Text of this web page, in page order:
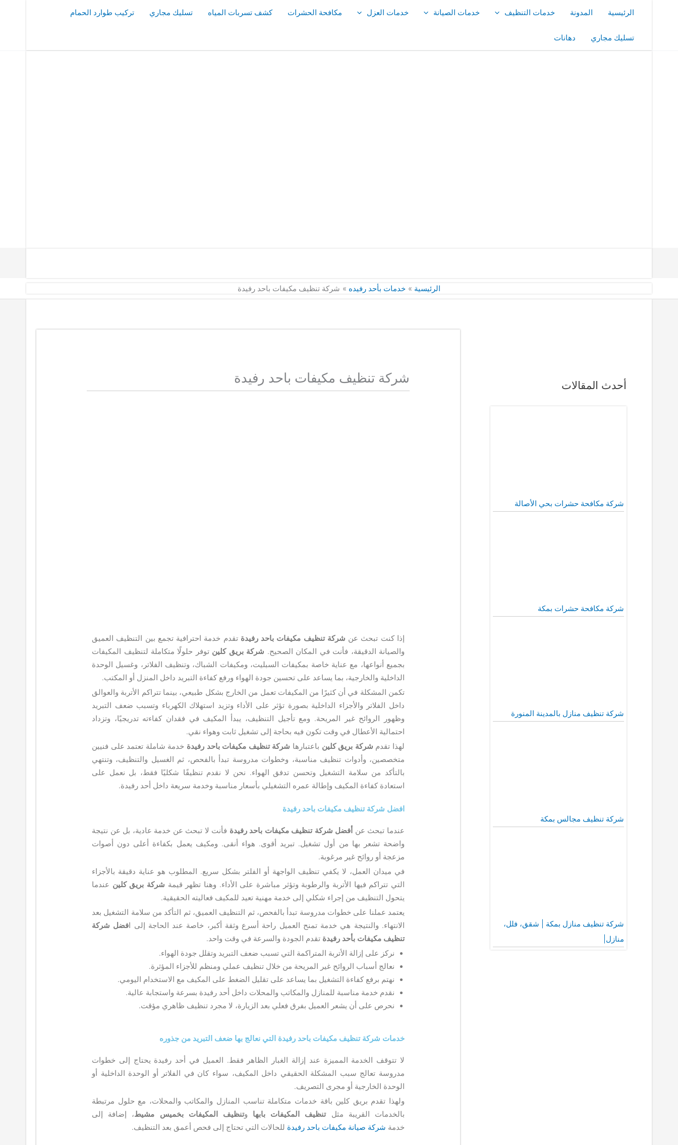
الرئيسية المدونة خدمات التنظيف خدمات الصيانة خدمات العزل مكافحة الحشرات كشف تسربات المياه تسليك مجاري تركيب طوارد الحمام
تسليك مجاري دهانات
الرئيسية خدمات بأحد رفيده شركة تنظيف مكيفات باحد رفيدة
أحدث المقالات
شركة مكافحة حشرات بحي الأصالة
شركة مكافحة حشرات بمكة
شركة تنظيف منازل بالمدينة المنورة
شركة تنظيف مجالس بمكة
شركة تنظيف منازل بمكة | شقق، فلل،
منازل|
شركة تنظيف مكيفات باحد رفيدة
إذا كنت تبحث عن شركة تنظيف مكيفات باحد رفيدة تقدم خدمة احترافية تجمع بين التنظيف العميق
والصيانة الدقيقة، فأنت في المكان الصحيح. شركة بريق كلين توفر حلولًا متكاملة لتنظيف المكيفات
بجميع أنواعها، مع عناية خاصة بمكيفات السبليت، ومكيفات الشباك، وتنظيف الفلاتر، وغسيل الوحدة
الداخلية والخارجية، بما يساعد على تحسين جودة الهواء ورفع كفاءة التبريد داخل المنزل أو المكتب.
تكمن المشكلة في أن كثيرًا من المكيفات تعمل من الخارج بشكل طبيعي، بينما تتراكم الأتربة والعوالق
داخل الفلاتر والأجزاء الداخلية بصورة تؤثر على الأداء وتزيد استهلاك الكهرباء وتسبب ضعف التبريد
وظهور الروائح غير المريحة. ومع تأجيل التنظيف، يبدأ المكيف في فقدان كفاءته تدريجيًا، وتزداد
احتمالية الأعطال في وقت تكون فيه بحاجة إلى تشغيل ثابت وهواء نقي.
لهذا تقدم شركة بريق كلين باعتبارها شركة تنظيف مكيفات باحد رفيدة خدمة شاملة تعتمد على فنيين
متخصصين، وأدوات تنظيف مناسبة، وخطوات مدروسة تبدأ بالفحص، ثم الغسيل والتنظيف، وتنتهي
بالتأكد من سلامة التشغيل وتحسن تدفق الهواء. نحن لا نقدم تنظيفًا شكليًا فقط، بل نعمل على
استعادة كفاءة المكيف وإطالة عمره التشغيلي بأسعار مناسبة وخدمة سريعة داخل أحد رفيدة.
افضل شركة تنظيف مكيفات باحد رفيدة
عندما تبحث عن أفضل شركة تنظيف مكيفات باحد رفيدة فأنت لا تبحث عن خدمة عادية، بل عن نتيجة
واضحة تشعر بها من أول تشغيل. تبريد أقوى. هواء أنقى. ومكيف يعمل بكفاءة أعلى دون أصوات
مزعجة أو روائح غير مرغوبة.
في ميدان العمل، لا يكفي تنظيف الواجهة أو الفلتر بشكل سريع. المطلوب هو عناية دقيقة بالأجزاء
التي تتراكم فيها الأتربة والرطوبة وتؤثر مباشرة على الأداء. وهنا تظهر قيمة شركة بريق كلين عندما
يتحول التنظيف من إجراء شكلي إلى خدمة مهنية تعيد للمكيف فعاليته الحقيقية.
يعتمد عملنا على خطوات مدروسة تبدأ بالفحص، ثم التنظيف العميق، ثم التأكد من سلامة التشغيل بعد
الانتهاء. والنتيجة هي خدمة تمنح العميل راحة أسرع وثقة أكبر، خاصة عند الحاجة إلى افضل شركة
تنظيف مكيفات بأحد رفيدة تقدم الجودة والسرعة في وقت واحد.
نركز على إزالة الأتربة المتراكمة التي تسبب ضعف التبريد وتقلل جودة الهواء.
نعالج أسباب الروائح غير المريحة من خلال تنظيف عملي ومنظم للأجزاء المؤثرة.
نهتم برفع كفاءة التشغيل بما يساعد على تقليل الضغط على المكيف مع الاستخدام اليومي.
نقدم خدمة مناسبة للمنازل والمكاتب والمحلات داخل أحد رفيدة بسرعة واستجابة عالية.
نحرص على أن يشعر العميل بفرق فعلي بعد الزيارة، لا مجرد تنظيف ظاهري مؤقت.
خدمات شركة تنظيف مكيفات باحد رفيدة التي نعالج بها ضعف التبريد من جذوره
لا تتوقف الخدمة المميزة عند إزالة الغبار الظاهر فقط. العميل في أحد رفيدة يحتاج إلى خطوات
مدروسة تعالج سبب المشكلة الحقيقي داخل المكيف، سواء كان في الفلاتر أو الوحدة الداخلية أو
الوحدة الخارجية أو مجرى التصريف.
ولهذا تقدم بريق كلين باقة خدمات متكاملة تناسب المنازل والمكاتب والمحلات، مع حلول مرتبطة
بالخدمات القريبة مثلتنظيف المكيفات بابها وتنظيف المكيفات بخميس مشيط، إضافة إلى
خدمة شركة صيانة مكيفات باحد رفيدة للحالات التي تحتاج إلى فحص أعمق بعد التنظيف.